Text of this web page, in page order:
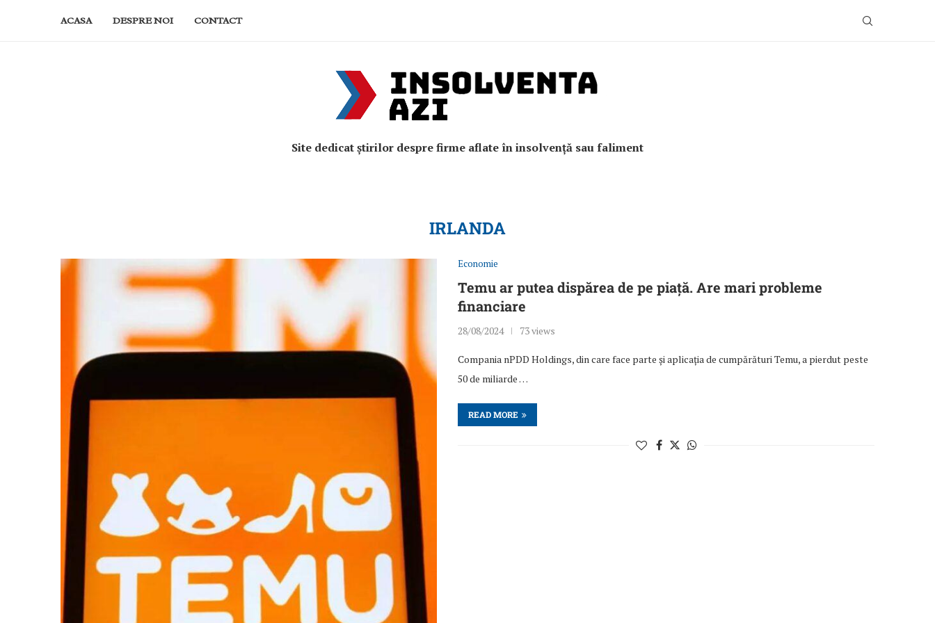
ACASA DESPRE NOI CONTACT
Site dedicat știrilor despre firme aflate în insolvență sau faliment
IRLANDA
Economie
Temu ar putea dispărea de pe piață. Are mari probleme
financiare
28/08/2024 73 views
Compania nPDD Holdings, din care face parte și aplicația de cumpărături Temu, a pierdut peste
50 de miliarde …
READ MORE